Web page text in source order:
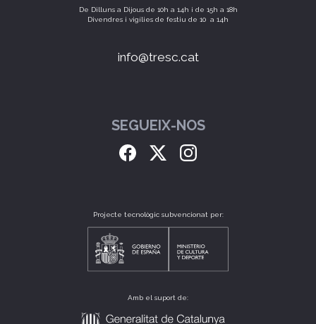
De Dilluns a Dijous de 10h a 14h i de 15h a 18h
Divendres i vigílies de festiu de 10 a 14h
info@tresc.cat
SEGUEIX-NOS
Projecte tecnològic subvencionat per:
Amb el suport de: